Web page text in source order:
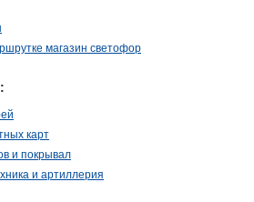
магазин светофор
карт
и покрывал
и артиллерия